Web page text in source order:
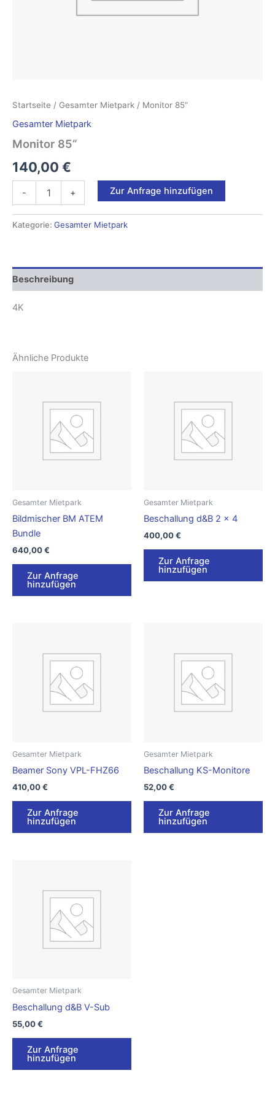
Startseite / Gesamter Mietpark / Monitor 85“
Gesamter Mietpark
Monitor 85“
140,00 €
- + Zur Anfrage hinzufügen
Kategorie: Gesamter Mietpark
Beschreibung
4K
Ähnliche Produkte
Gesamter Mietpark
Bildmischer BM ATEM
Bundle
640,00€
Zur Anfrage
hinzufügen
Gesamter Mietpark
Beschallung d&B 2 x 4
400,00€
Zur Anfrage
hinzufügen
Gesamter Mietpark
Beamer Sony VPL-FHZ66
410,00€
Zur Anfrage
hinzufügen
Gesamter Mietpark
Beschallung KS-Monitore
52,00€
Zur Anfrage
hinzufügen
Gesamter Mietpark
Beschallung d&B V-Sub
55,00€
Zur Anfrage
hinzufügen